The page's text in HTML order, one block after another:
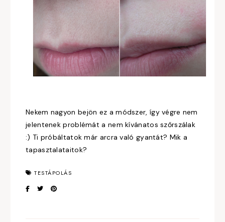
Nekem nagyon bejön ez a módszer, így végre nem
jelentenek problémát a nem kívánatos szőrszálak
:) Ti próbáltatok már arcra való gyantát? Mik a
tapasztalataitok?
TESTÁPOLÁS